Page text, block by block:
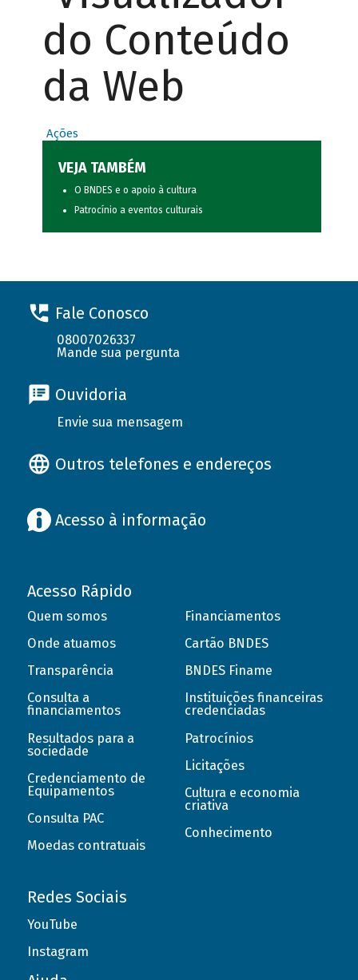
do Conteúdo
da Web
Ações
VEJA TAMBÉM
O BNDES e o apoio à cultura
Patrocínio a eventos culturais
Fale Conosco
08007026337
Mande sua pergunta
Ouvidoria
Envie sua mensagem
Outros telefones e endereços
Acesso à informação
Acesso Rápido
Quem somos
Onde atuamos
Transparência
Consulta a
financiamentos
Resultados para a
sociedade
Credenciamento de
Equipamentos
Consulta PAC
Moedas contratuais
Financiamentos
Cartão BNDES
BNDES Finame
Instituições financeiras
credenciadas
Patrocínios
Licitações
Cultura e economia
criativa
Conhecimento
Redes Sociais
YouTube
Instagram